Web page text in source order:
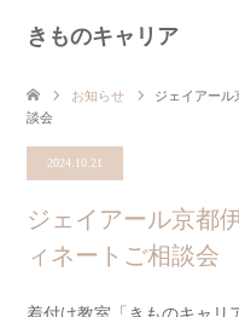
きものキャリア
お知らせ
ジェイアール
談会
2024.10.21
ジェイアール京都
ィネートご相談会